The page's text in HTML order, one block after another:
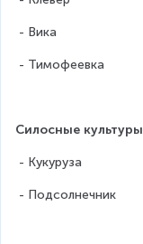
- Вика
- Тимофеевка
Силосные культуры
- Кукуруза
- Подсолнечник